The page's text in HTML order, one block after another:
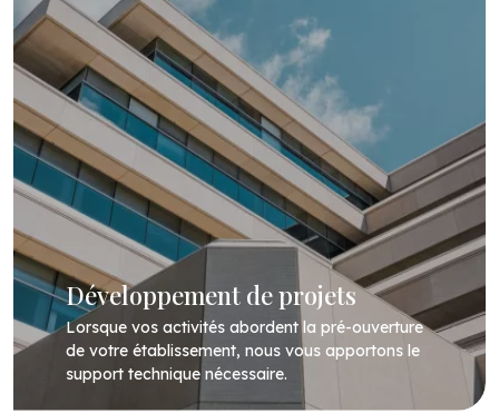
Développement de projets
Lorsque vos activités abordent la pré-ouverture
de votre établissement, nous vous apportons le
support technique nécessaire.